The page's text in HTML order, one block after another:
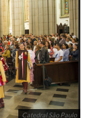
Catedral São Paulo